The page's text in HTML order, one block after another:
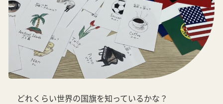
どれくらい世界の国旗を知っているかな？